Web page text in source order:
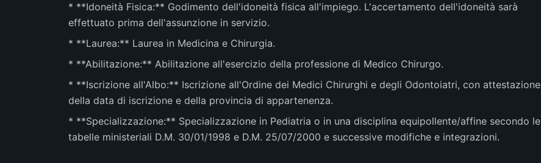
* **Idoneità Fisica:** Godimento dell'idoneità fisica all'impiego. L'accertamento dell'idoneità sarà
effettuato prima dell'assunzione in servizio.
* **Laurea:** Laurea in Medicina e Chirurgia.
* **Abilitazione:** Abilitazione all'esercizio della professione di Medico Chirurgo.
* **Iscrizione all'Albo:** Iscrizione all'Ordine dei Medici Chirurghi e degli Odontoiatri, con attestazione
della data di iscrizione e della provincia di appartenenza.
* **Specializzazione:** Specializzazione in Pediatria o in una disciplina equipollente/affine secondo le
tabelle ministeriali D.M. 30/01/1998 e D.M. 25/07/2000 e successive modifiche e integrazioni.